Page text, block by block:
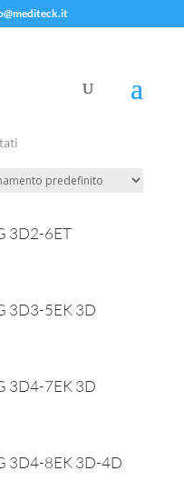
3D2-6ET
3D3-5EK 3D
3D4-7EK 3D
3D4-8EK 3D-4D